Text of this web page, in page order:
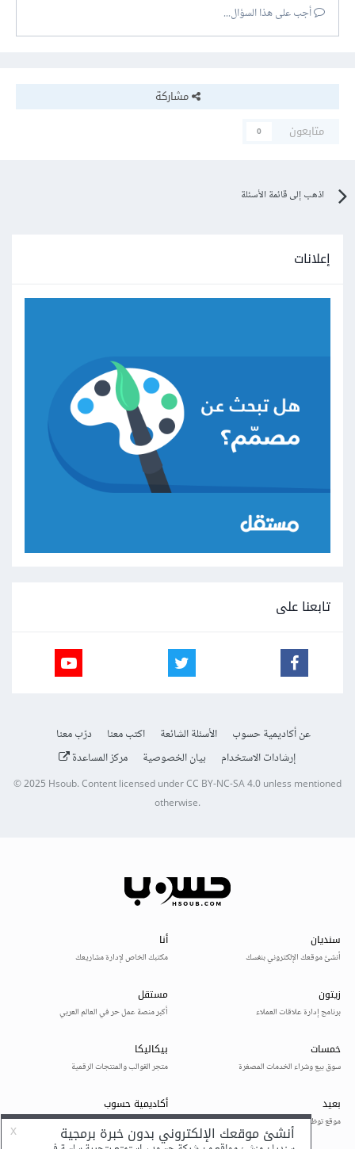
أجب على هذا السؤال...
مشاركة
متابعون
0
اذهب إلى قائمة الأسئلة
إعلانات
تابعنا على
عن أكاديمية حسوب الأسئلة الشائعة اكتب معنا
درّب معنا
إرشادات الاستخدام
بيان الخصوصية مركز المساعدة
© 2025Hsoub.Content licensed underCC BY-NC-SA 4.0unless mentioned
otherwise.